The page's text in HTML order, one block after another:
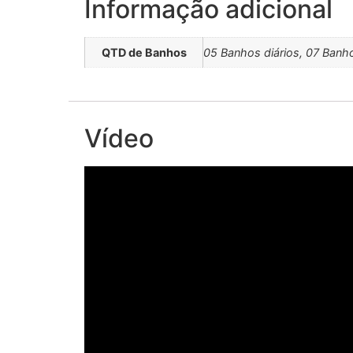
Informação adicional
QTD de Banhos 05 Banhos diários, 07
Vídeo